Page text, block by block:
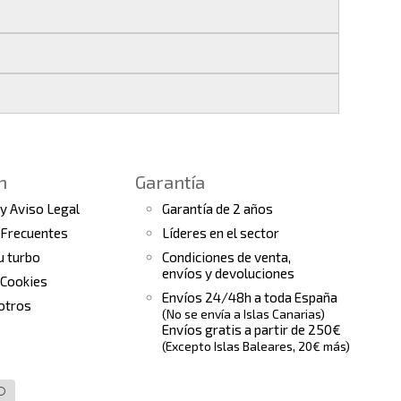
finales.
continuación).
condiciones generalespara más
del pedido para que puedas
Aviso Legal
turbo
Garantía
Garantía de 2 años
Líderes en el sector
Condiciones de venta,
envíos y devoluciones
Envíos 24/48h a toda España
(No se envía a Islas Canarias)
Envíos gratis a partir de 250€
(Excepto Islas Baleares, 20€ más)